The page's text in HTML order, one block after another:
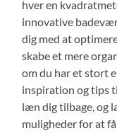
hver en
innovative
dig med at
skabe et mere
om du har et stort
inspiration og tips
læn dig tilbage, og
muligheder for at